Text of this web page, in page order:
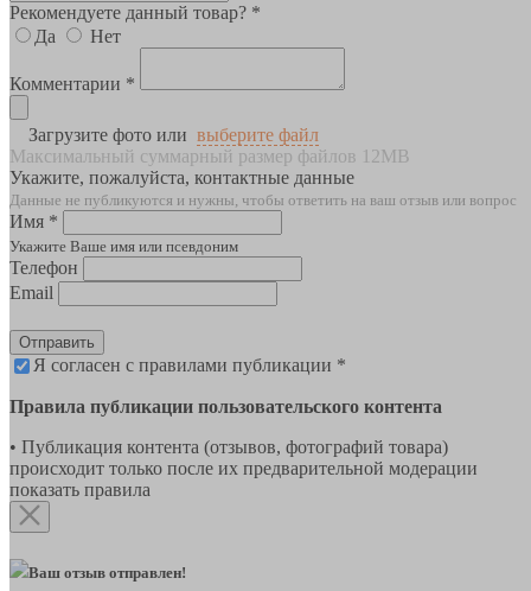
Рекомендуете данный товар? *
Да
Нет
Комментарии *
Загрузите фото или выберите файл
Максимальный суммарный размер файлов 12MB
Укажите, пожалуйста, контактные данные
Данные не публикуются и нужны, чтобы ответить на ваш отзыв или вопрос
Имя *
Укажите Ваше имя или псевдоним
Телефон
Email
Отправить
Я согласен с правилами публикации *
Правила публикации пользовательского контента
• Публикация контента (отзывов, фотографий товара)
происходит только после их предварительной модерации
показать правила
Ваш отзыв отправлен!